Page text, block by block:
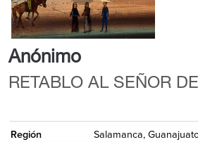
Anónimo
RETABLO AL SEÑOR
Región
Salamanca,